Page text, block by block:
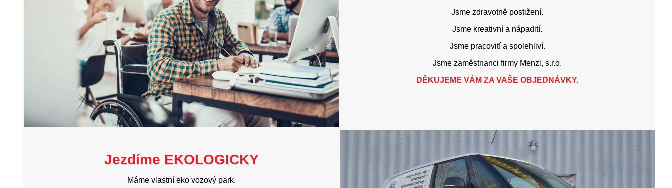
Jsme zdravotně postižení.
Jsme kreativní a nápadití.
Jsme pracovití a spolehliví.
Jsme zaměstnanci firmy Menzl, s.r.o.
DĚKUJEME VÁM ZA VAŠE OBJEDNÁVKY.
Jezdíme EKOLOGICKY
Máme vlastní eko vozový park.